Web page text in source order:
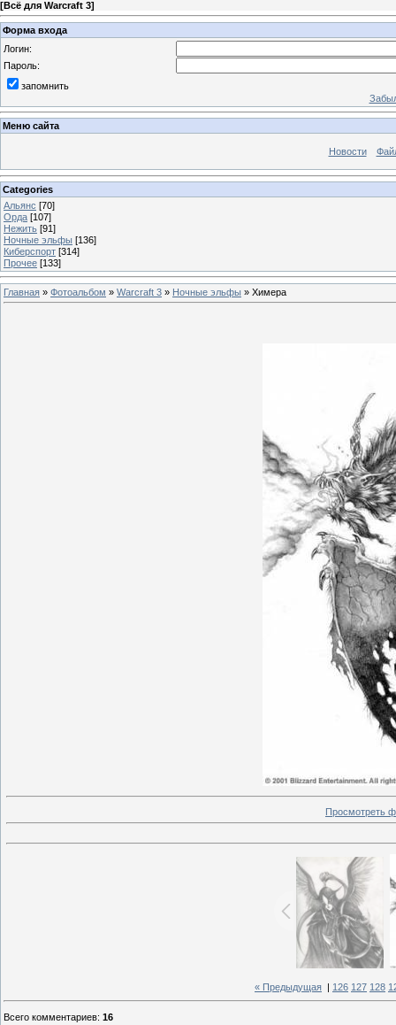
[Всё для Warcraft 3]
Форма входа
Логин:
Пароль:
запомнить
Меню сайта
Новости
Categories
Альянс [70]
Орда [107]
Нежить [91]
Ночные эльфы [136]
Киберспорт [314]
Прочее [133]
Главная » Фотоальбом » Warcraft 3 » Ночные эльфы » Химера
Просмотреть
« Предыдущая 126 127 128
Всего комментариев: 16